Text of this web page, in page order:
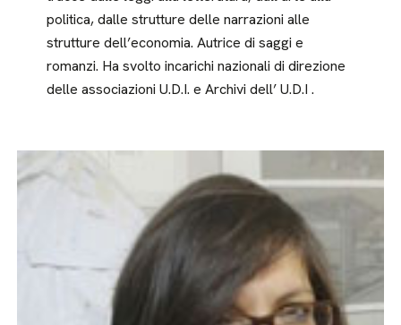
politica, dalle strutture delle narrazioni alle
strutture dell’economia. Autrice di saggi e
romanzi. Ha svolto incarichi nazionali di direzione
delle associazioni U.D.I. e Archivi dell’ U.D.I .